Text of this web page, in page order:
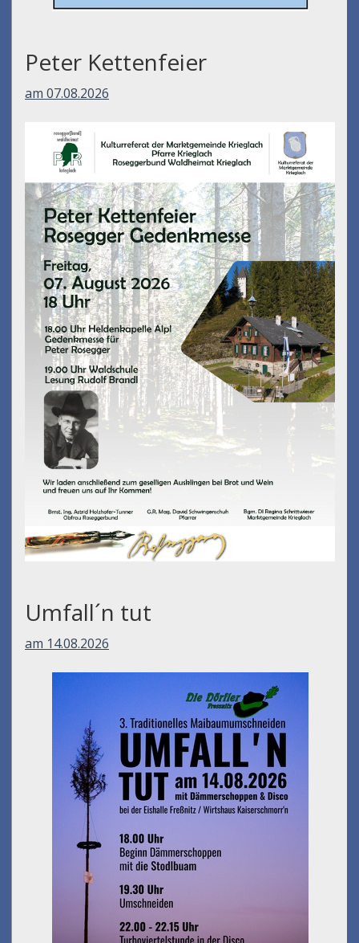
Peter Kettenfeier
am 07.08.2026
Umfall´n tut
am 14.08.2026